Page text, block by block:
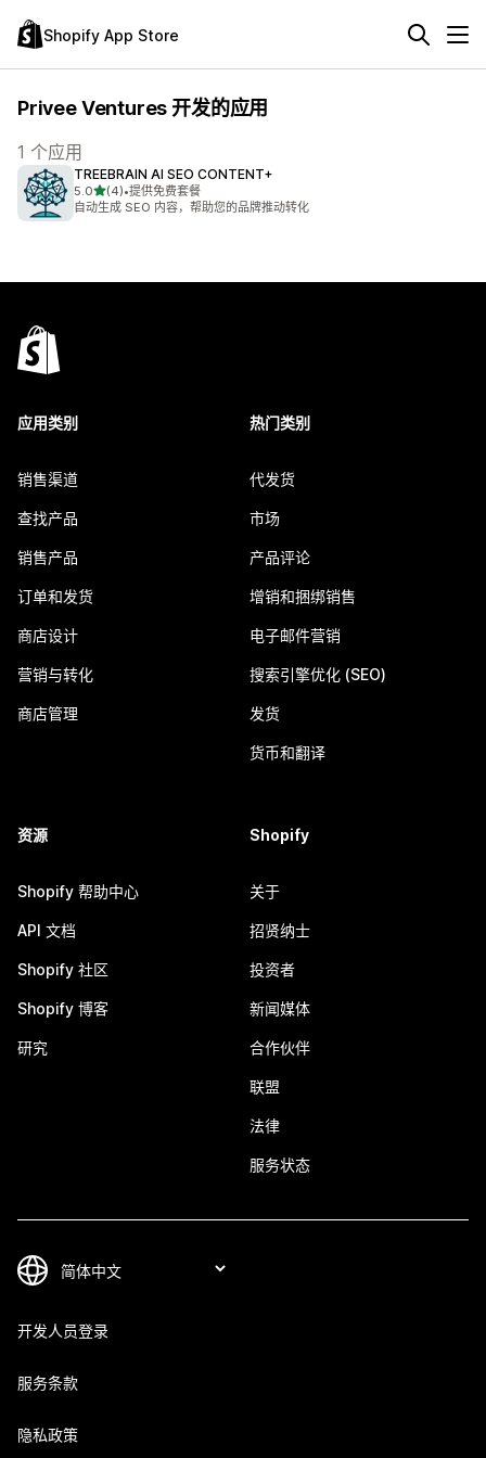
Shopify App Store
Privee Ventures 开发的应用
1 个应用
TREEBRAIN AI SEO CONTENT+
5.0星（满分 5 星）
(4)
总共 4 条评论
•提供免费套餐
自动生成 SEO 内容，帮助您的品牌推动转化
应用类别
销售渠道
查找产品
销售产品
订单和发货
商店设计
营销与转化
商店管理
热门类别
代发货
市场
产品评论
增销和捆绑销售
电子邮件营销
搜索引擎优化 (SEO)
发货
货币和翻译
资源
Shopify 帮助中心
API 文档
Shopify 社区
Shopify 博客
研究
Shopify
关于
招贤纳士
投资者
新闻媒体
合作伙伴
联盟
法律
服务状态
开发人员登录
服务条款
隐私政策